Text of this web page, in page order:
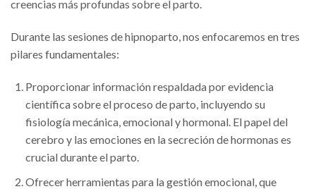
creencias más profundas sobre el parto.
Durante las sesiones de hipnoparto, nos enfocaremos en tres
pilares fundamentales:
Proporcionar información respaldada por evidencia
científica sobre el proceso de parto, incluyendo su
fisiología mecánica, emocional y hormonal. El papel del
cerebro y las emociones en la secreción de hormonas es
crucial durante el parto.
Ofrecer herramientas para la gestión emocional, que